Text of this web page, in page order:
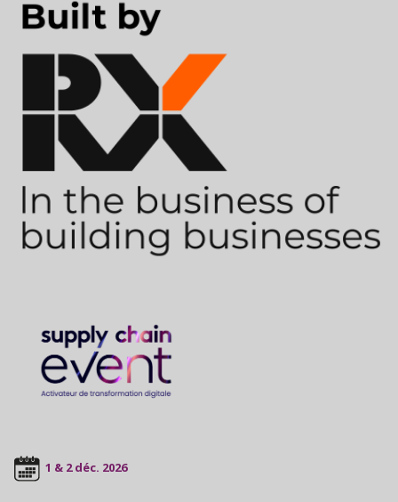
1 & 2 déc. 2026